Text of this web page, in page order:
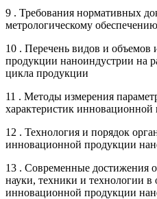
9 . Требования нормативных
метрологическому
10 . Перечень видов и
продукции наноиндустрии на
цикла продукции
11 . Методы измерения
характеристик
12 . Технология и порядок
инновационной продукции
13 . Современные достижения
науки, техники и технологии в
инновационной продукции